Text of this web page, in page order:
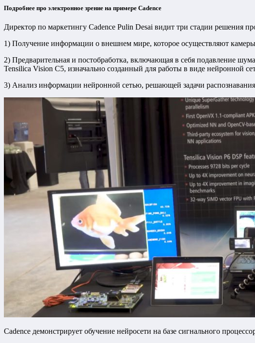
Подробнее про электронное зрение на примере Cadence
Директор по маркетингу Cadence Pulin Desai видит три стадии решения
1) Получение информации о внешнем мире, которое осуществляют
2) Предварительная и постобработка, включающая в себя подавление
Tensilica Vision C5, изначально созданный для работы в виде нейронной
3) Анализ информации нейронной сетью, решающей задачи
Cadence демонстрирует обучение нейросети на базе сигнального